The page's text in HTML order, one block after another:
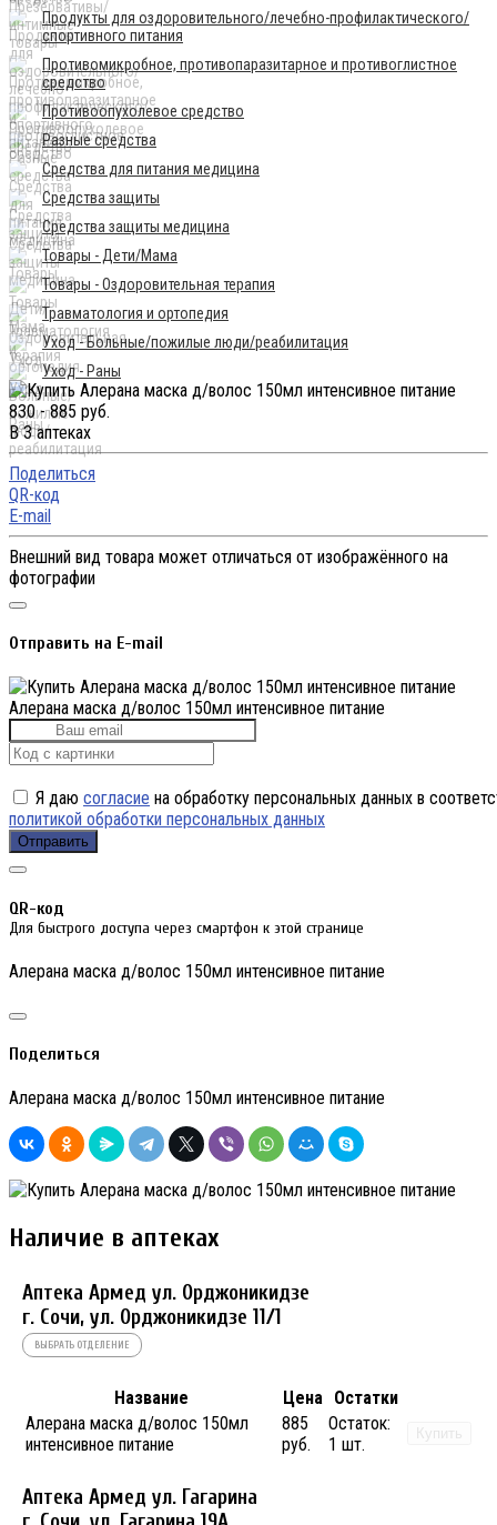
Продукты для оздоровительного/лечебно-профилактического/
спортивного питания
Противомикробное, противопаразитарное и противоглистное
средство
Противоопухолевое средство
Разные средства
Средства для питания медицина
Средства защиты
Средства защиты медицина
Товары - Дети/Мама
Товары - Оздоровительная терапия
Травматология и ортопедия
Уход - Больные/пожилые люди/реабилитация
Уход - Раны
830 - 885 руб.
В 3 аптеках
Поделиться
QR-код
E-mail
Внешний вид товара может отличаться от изображённого на
фотографии
Отправить на E-mail
Алерана маска д/волос 150мл интенсивное питание
Я даю согласие на обработку персональных данных в
политикой обработки персональных данных
Отправить
QR-код
Для быстрого доступа через смартфон к этой странице
Алерана маска д/волос 150мл интенсивное питание
Поделиться
Алерана маска д/волос 150мл интенсивное питание
Наличие в аптеках
Аптека Армед ул. Орджоникидзе
г. Сочи, ул. Орджоникидзе 11/1
ВЫБРАТЬ ОТДЕЛЕНИЕ
Название Цена Остатки
Алерана маска д/волос 150мл
интенсивное питание
885
руб.
Остаток:
1 шт.
Купить
Аптека Армед ул. Гагарина